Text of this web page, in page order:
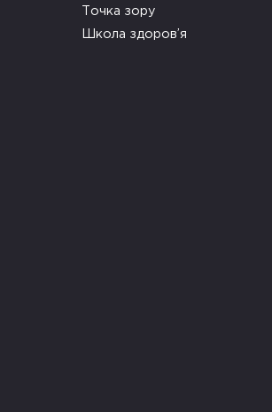
Точка зору
Школа здоров’я